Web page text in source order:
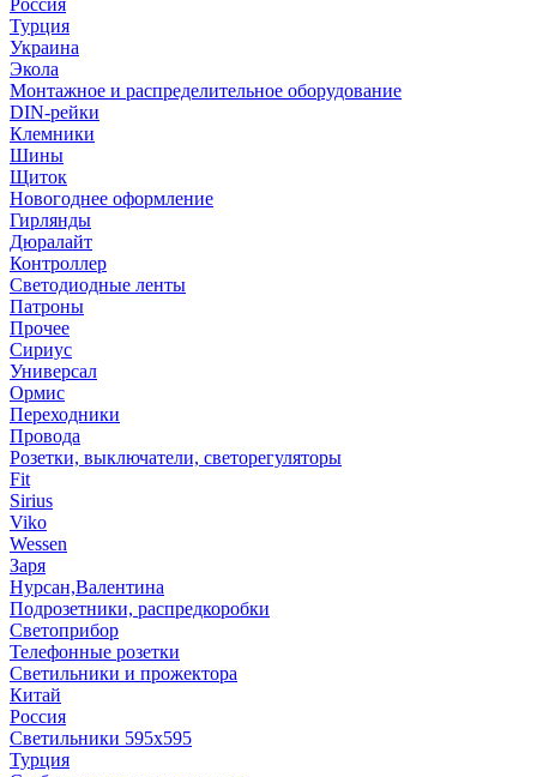
Россия
Турция
Украина
Экола
Монтажное и распределительное оборудование
DIN-рейки
Клемники
Шины
Щиток
Новогоднее оформление
Гирлянды
Дюралайт
Контроллер
Светодиодные ленты
Патроны
Прочее
Сириус
Универсал
Ормис
Переходники
Провода
Розетки, выключатели, светорегуляторы
Fit
Sirius
Viko
Wessen
Заря
Нурсан,Валентина
Подрозетники, распредкоробки
Светоприбор
Телефонные розетки
Светильники и прожектора
Китай
Россия
Светильники 595х595
Турция